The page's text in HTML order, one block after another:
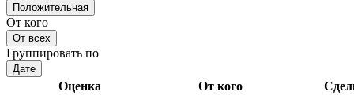
Положительная
От кого
От всех
Группировать по
Дате
Оценка От кого